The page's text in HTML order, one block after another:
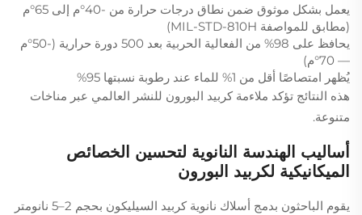
يعمل بشكل موثوق ضمن نطاق درجات حرارة من -40°م إلى 65°م
(مطابق للمواصفة MIL-STD-810H)
يحافظ على 98% من الفعالية الحربية بعد 500 دورة حرارية (-50°م
— 70°م)
يُظهر امتصاصًا أقل من 1% للماء عند رطوبة نسبتها 95%
هذه النتائج تؤكد ملاءمة كربيد البورون للنشر العالمي عبر مناخات
متنوعة.
أساليب الهندسة النانوية لتحسين الخصائص
الميكانيكية لكربيد البورون
يقوم الباحثون بدمج أسلاك نانوية كربيد السيليكون بحجم 2–5 نانومتر